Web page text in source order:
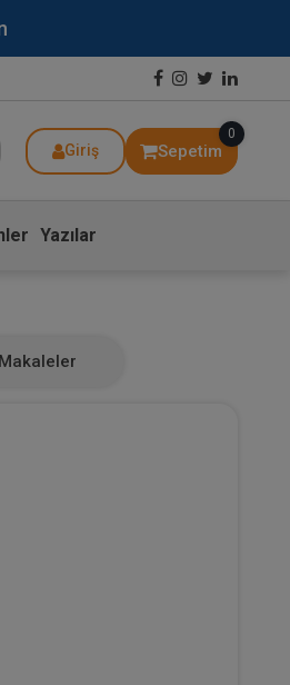
Giriş Sepetim
0
Yazılar
Makaleler